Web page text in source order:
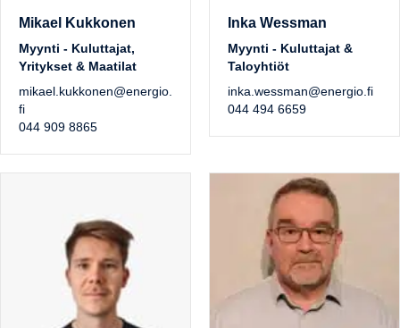
Mikael Kukkonen
Myynti - Kuluttajat,
Yritykset & Maatilat
mikael.kukkonen@energio.
fi
044 909 8865
Inka Wessman
Myynti - Kuluttajat &
Taloyhtiöt
inka.wessman@energio.fi
044 494 6659